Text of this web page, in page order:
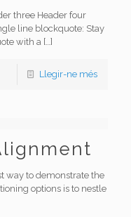
three Header four
line blockquote: Stay
with a […]
Llegir-ne més
way to demonstrate the
options is to nestle